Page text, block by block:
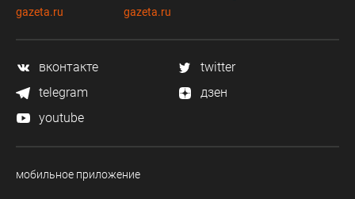
С 2022 года — депутат Государственного совета
РТ.
gazeta.ru
gazeta.ru
вконтакте
twitter
telegram
дзен
youtube
мобильное приложение